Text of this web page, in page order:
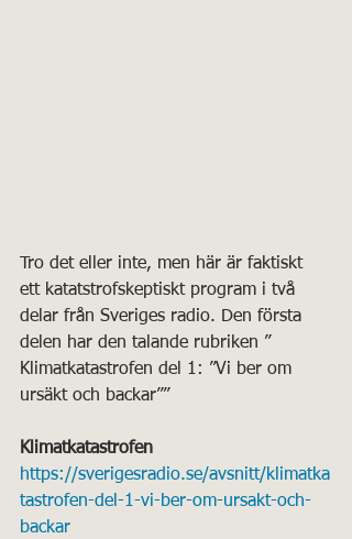
Tro det eller inte, men här är faktiskt
ett katatstrofskeptiskt program i två
delar från Sveriges radio. Den första
delen har den talande rubriken ”
Klimatkatastrofen del 1: ”Vi ber om
ursäkt och backar””
Klimatkatastrofen
https://sverigesradio.se/avsnitt/klimatka
tastrofen-del-1-vi-ber-om-ursakt-och-
backar